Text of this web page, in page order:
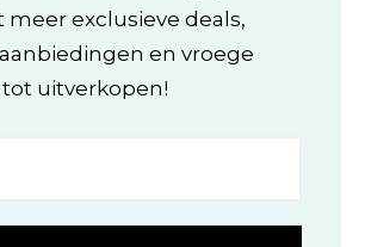
meer exclusieve deals,
en vroege
uitverkopen!